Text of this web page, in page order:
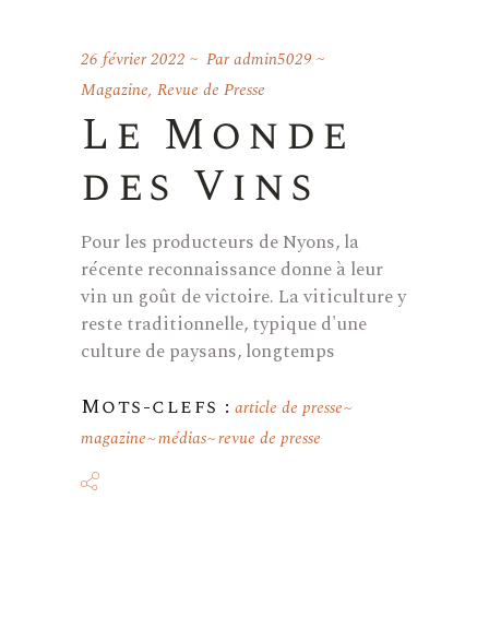
26 février 2022 Paradmin5029
Magazine, Revue de Presse
Le Monde
des Vins
Pour les producteurs de Nyons, la
récente reconnaissance donne à leur
vin un goût de victoire. La viticulture y
reste traditionnelle, typique d'une
culture de paysans, longtemps
Mots-clefs : article de presse
magazine médias revue de presse